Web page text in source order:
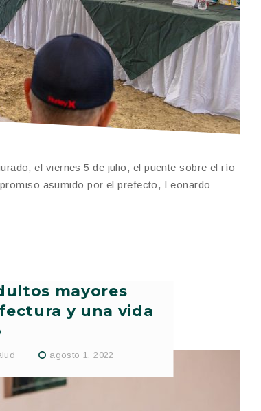
el viernes 5 de julio, el puente sobre el río
asumido por el prefecto, Leonardo
mayores
y una vida
agosto 1, 2022